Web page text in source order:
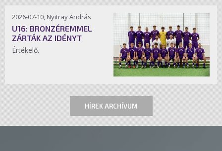
2026-07-10, Nyitray András
U16: BRONZÉREMMEL
ZÁRTÁK AZ IDÉNYT
Értékelő.
HÍREK ARCHÍVUM